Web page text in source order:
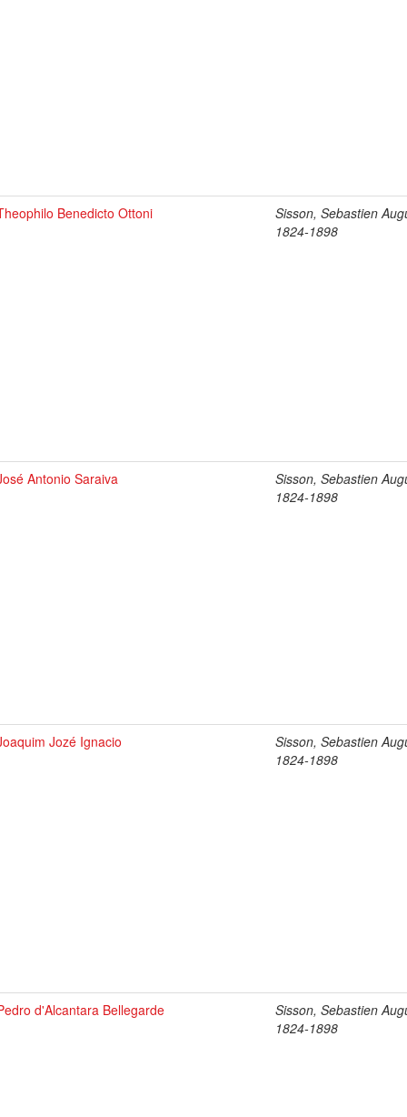
Benedicto Ottoni
Sisson, Sebastien
1824-1898
Antonio Saraiva
Sisson, Sebastien
1824-1898
Jozé Ignacio
Sisson, Sebastien
1824-1898
d'Alcantara Bellegarde
Sisson, Sebastien
1824-1898